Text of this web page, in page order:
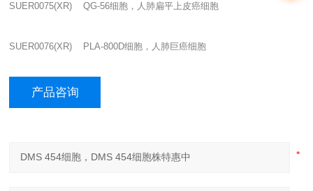
SUER0075(XR) QG-56细胞，人肺扁平上皮癌细胞
SUER0076(XR) PLA-800D细胞，人肺巨癌细胞
产品咨询